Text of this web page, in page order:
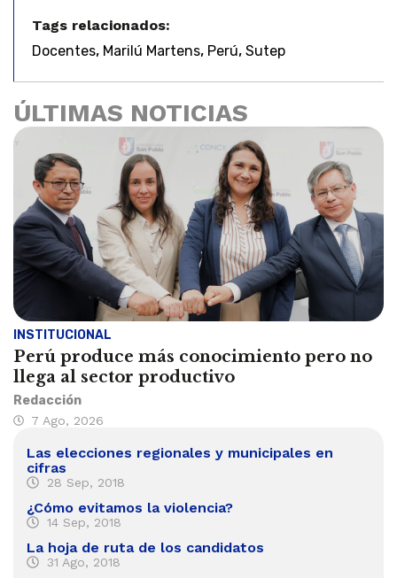
Tags relacionados:
Docentes, Marilú Martens, Perú, Sutep
ÚLTIMAS NOTICIAS
INSTITUCIONAL
Perú produce más conocimiento pero no
llega al sector productivo
Redacción
7 Ago, 2026
Las elecciones regionales y municipales en
cifras
28 Sep, 2018
¿Cómo evitamos la violencia?
14 Sep, 2018
La hoja de ruta de los candidatos
31 Ago, 2018